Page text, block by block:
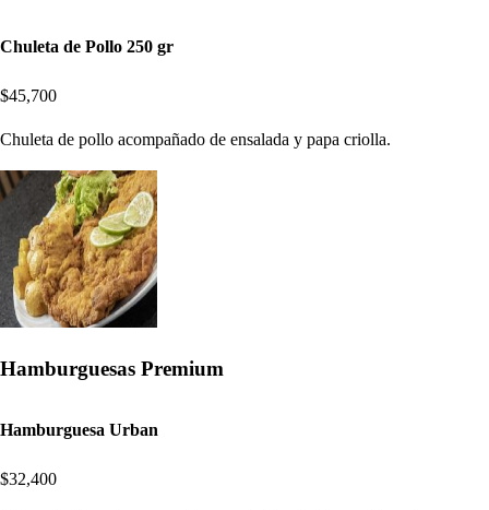
Chuleta de Pollo 250 gr
$45,700
Chuleta de pollo acompañado de ensalada y papa criolla.
Hamburguesas Premium
Hamburguesa Urban
$32,400